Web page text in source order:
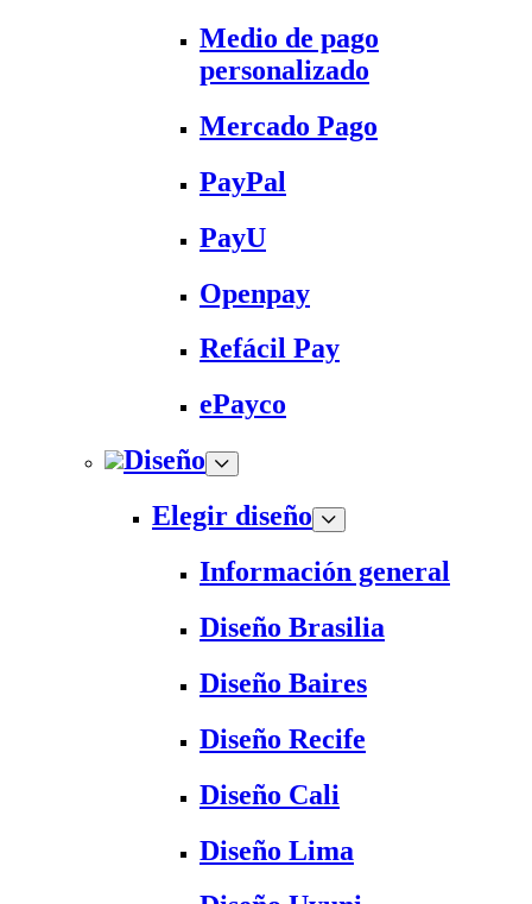
Medio de pago
personalizado
Mercado Pago
PayPal
PayU
Openpay
Refácil Pay
ePayco
Diseño
Elegir diseño
Información general
Diseño Brasilia
Diseño Baires
Diseño Recife
Diseño Cali
Diseño Lima